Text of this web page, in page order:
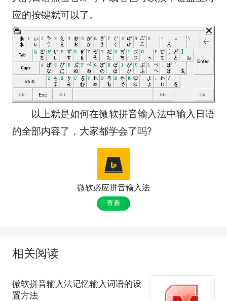
应的按键就可以了。
以上就是如何在微软拼音输入法中输入日语
的全部内容了，大家都学会了吗?
微软必应拼音输入法
查看
相关阅读
微软拼音输入法记忆输入词语的设
置方法